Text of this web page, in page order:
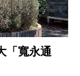
「寬永通